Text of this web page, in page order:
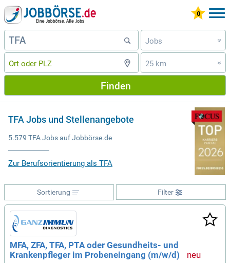
Jobs »
25 km »
Finden
TFA Jobs und Stellenangebote
5.579 TFA Jobs auf Jobbörse.de
Zur Berufsorientierung als TFA
Filter
Sortierung
MFA, ZFA, TFA, PTA oder Gesundheits- und
Krankenpfleger im Probeneingang (m/w/d)